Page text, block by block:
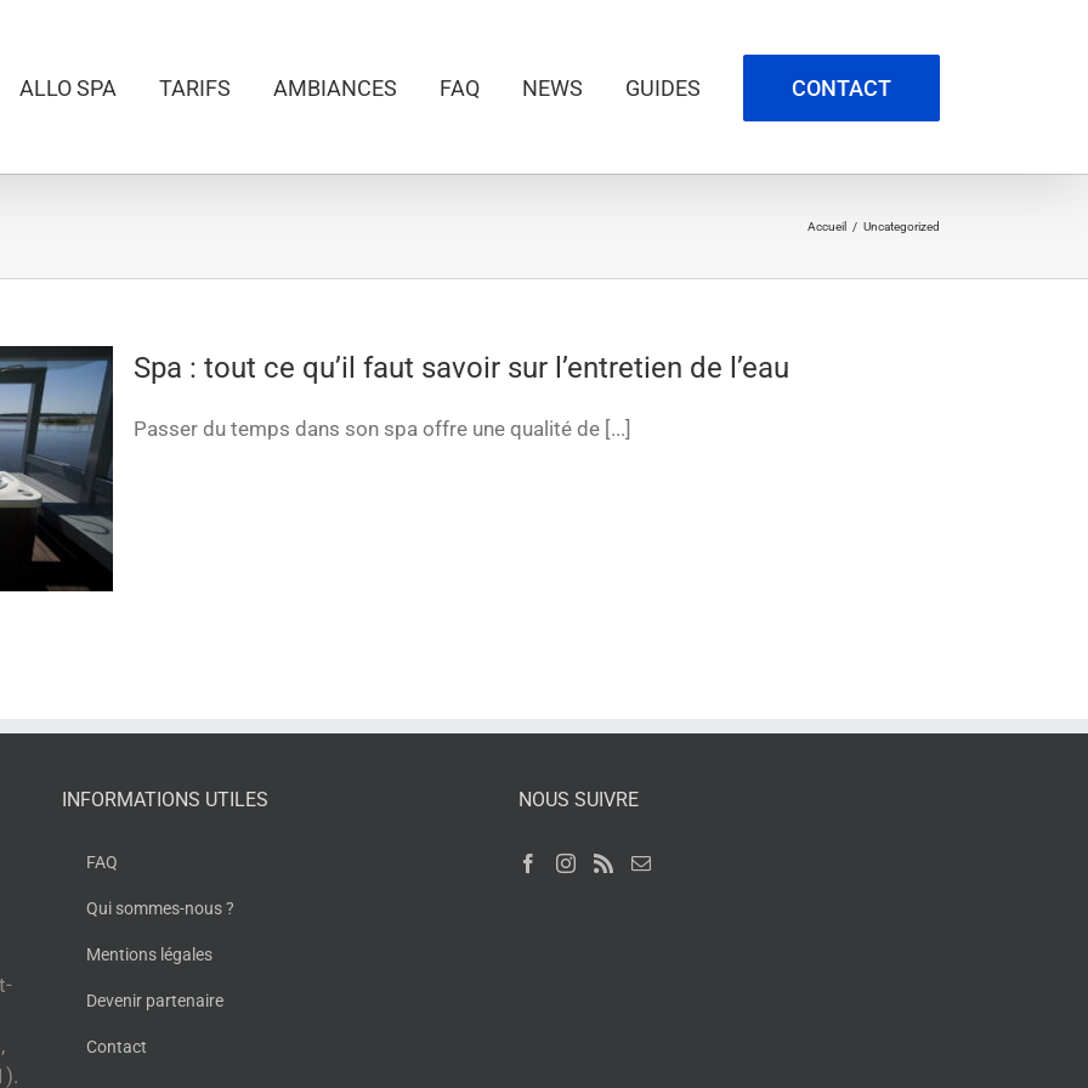
ALLO SPA TARIFS AMBIANCES FAQ NEWS GUIDES CONTACT
Accueil / Uncategorized
Spa : tout ce qu’il faut savoir sur l’entretien de l’eau
Passer du temps dans son spa offre une qualité de [...]
INFORMATIONS UTILES
FAQ
Qui sommes-nous ?
Mentions légales
Devenir partenaire
Contact
NOUS SUIVRE